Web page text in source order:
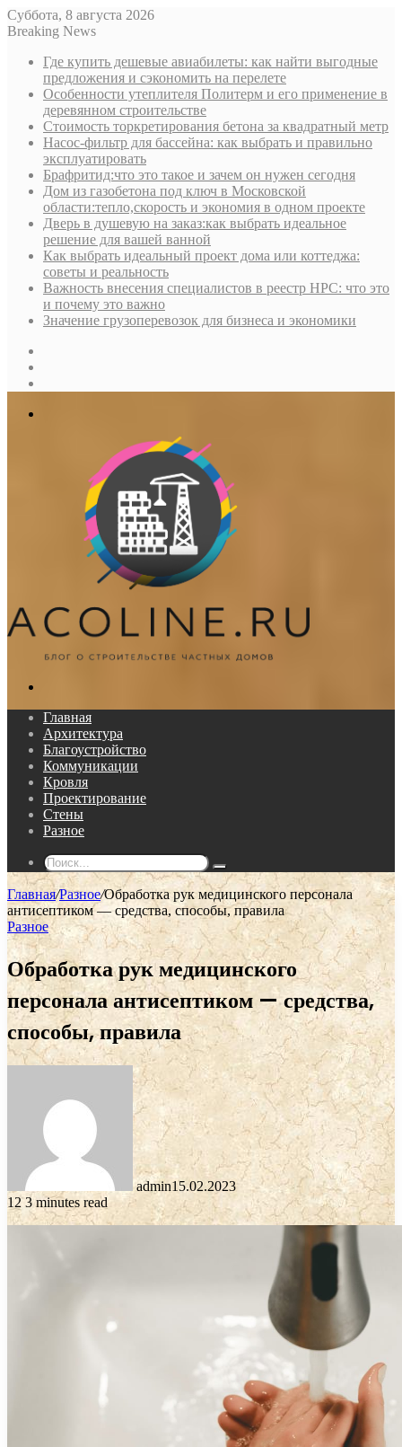
Суббота, 8 августа 2026
Breaking News
Где купить дешевые авиабилеты: как найти выгодные
предложения и сэкономить на перелете
Особенности утеплителя Политерм и его применение в
деревянном строительстве
Стоимость торкретирования бетона за квадратный метр
Насос-фильтр для бассейна: как выбрать и правильно
эксплуатировать
Брафритид:что это такое и зачем он нужен сегодня
Дом из газобетона под ключ в Московской
области:тепло,скорость и экономия в одном проекте
Дверь в душевую на заказ:как выбрать идеальное
решение для вашей ванной
Как выбрать идеальный проект дома или коттеджа:
советы и реальность
Важность внесения специалистов в реестр НРС: что это
и почему это важно
Значение грузоперевозок для бизнеса и экономики
Главная
Архитектура
Благоустройство
Коммуникации
Кровля
Проектирование
Стены
Разное
Поиск...
Главная/Разное/Обработка рук медицинского персонала
антисептиком — средства, способы, правила
Разное
Обработка рук медицинского
персонала антисептиком — средства,
способы, правила
admin15.02.2023
123 minutes read